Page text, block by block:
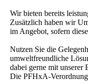
Wir bieten bereits
Zusätzlich haben wir
im Angebot, sofern
Nutzen Sie die
umweltfreundliche
dabei gerne mit unserer
Die PFHxA-